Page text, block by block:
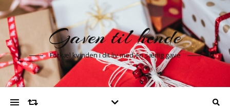
Gaven til hende
Forkæl kvinden i dit liv med en særlig gave